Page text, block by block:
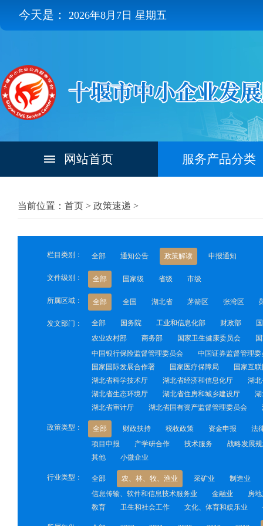
今天是： 2026年8月7日 星期五
网站首页 服务产品分类
当前位置：首页 > 政策速递 >
栏目类别： 全部 通知公告 政策解读 申报通知
文件级别： 全部 国家级 省级 市级
所属区域： 全部 全国 湖北省 茅箭区 张湾区
发文部门： 全部 国务院 工业和信息化部 财政部
农业农村部
商务部 国家卫生健康委员会
中国银行保险监督管理委员会
中国证券监督管理委
国家国际发展合作署
国家医疗保障局
国家互
湖北省科学技术厅
湖北省经济和信息化厅
湖
湖北省生态环境厅
湖北省住房和城乡建设厅
湖北省审计厅
湖北省国有资产监督管理委员会
政策类型： 全部 财政扶持 税收政策 资金申报
法
项目申报
产学研合作 技术服务
战略发展
其他
小微企业
行业类型： 全部 农、林、牧、渔业 采矿业
制造业
信息传输、软件和信息技术服务业
金融业
房
教育
卫生和社会工作 文化、体育和娱乐业